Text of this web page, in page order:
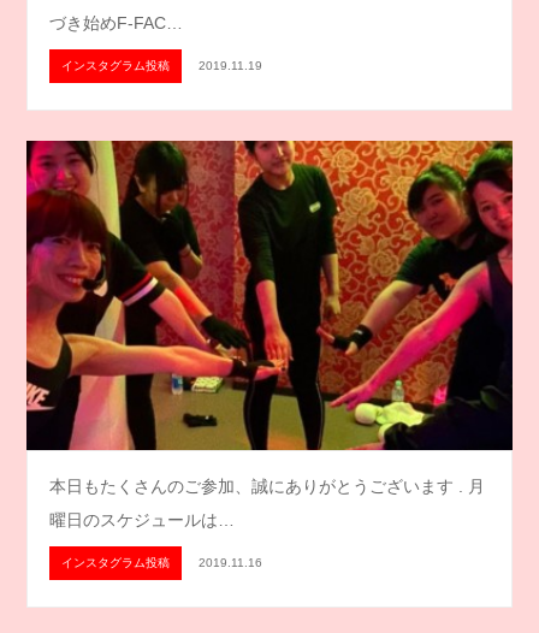
づき始めF-FAC…
インスタグラム投稿 2019.11.19
本日もたくさんのご参加、誠にありがとうございます . 月
曜日のスケジュールは…
インスタグラム投稿 2019.11.16